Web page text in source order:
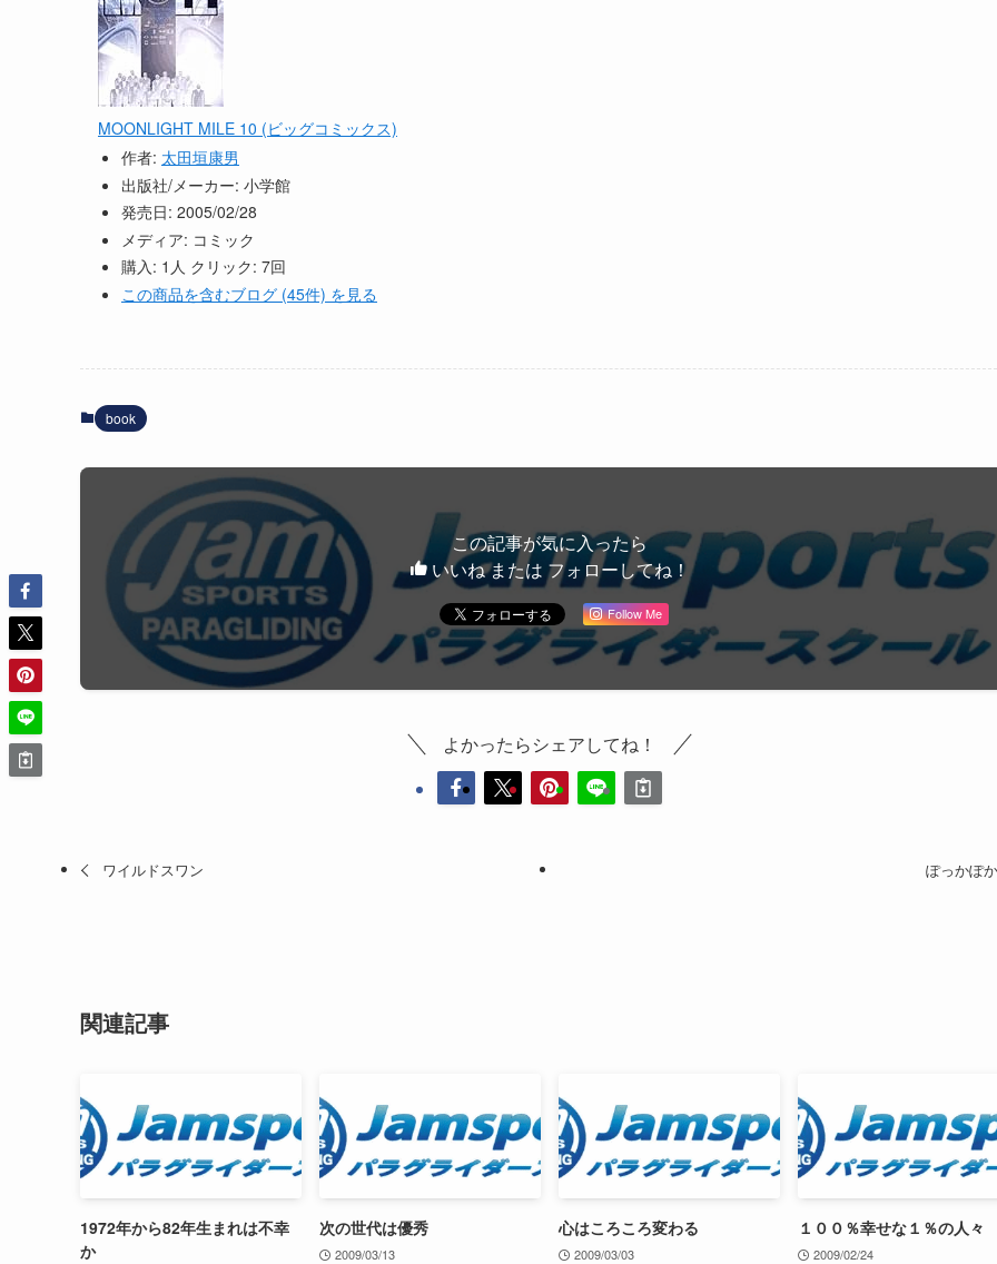
MOONLIGHT MILE 10 (ビッグコミックス)
作者: 太田垣康男
出版社/メーカー: 小学館
発売日: 2005/02/28
メディア: コミック
購入: 1人 クリック: 7回
この商品を含むブログ (45件) を見る
book
この記事が気に入ったら
いいね または フォローしてね！
Follow Me
よかったらシェアしてね！
ワイルドスワン ぽっかぽか
関連記事
1972年から82年生まれは不幸
か
次の世代は優秀
2009/03/13
心はころころ変わる
2009/03/03
１００％幸せな１％の人々
2009/02/24